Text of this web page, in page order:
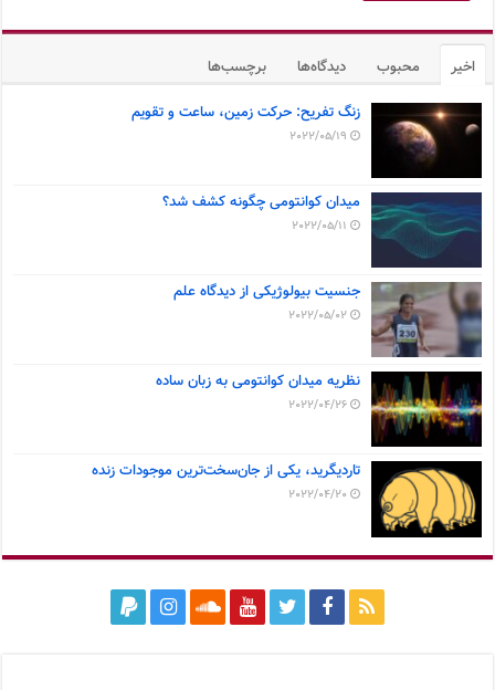
اخیر محبوب دیدگاه‌ها برچسب‌ها
زنگ تفریح: حرکت زمین، ساعت و تقویم
2022/05/19
میدان کوانتومی چگونه کشف شد؟
2022/05/11
جنسیت بیولوژیکی از دیدگاه علم
2022/05/02
نظریه میدان کوانتومی به زبان ساده
2022/04/26
تاردیگرید، یکی از جان‌سخت‌ترین موجودات زنده
2022/04/20